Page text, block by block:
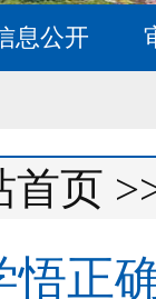
息公开
首页
悟正